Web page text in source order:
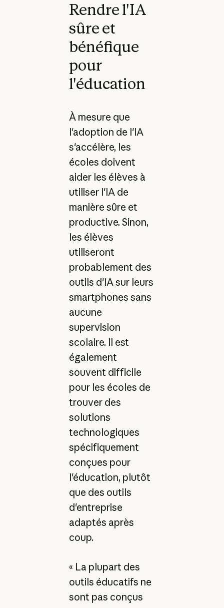
Rendre l'IA
sûre et
bénéfique
pour
l'éducation
À mesure que
l'adoption de l'IA
s'accélère, les
écoles doivent
aider les élèves à
utiliser l'IA de
manière sûre et
productive. Sinon,
les élèves
utiliseront
probablement des
outils d'IA sur leurs
smartphones sans
aucune
supervision
scolaire. Il est
également
souvent difficile
pour les écoles de
trouver des
solutions
technologiques
spécifiquement
conçues pour
l'éducation, plutôt
que des outils
d'entreprise
adaptés après
coup.
« La plupart des
outils éducatifs ne
sont pas conçus